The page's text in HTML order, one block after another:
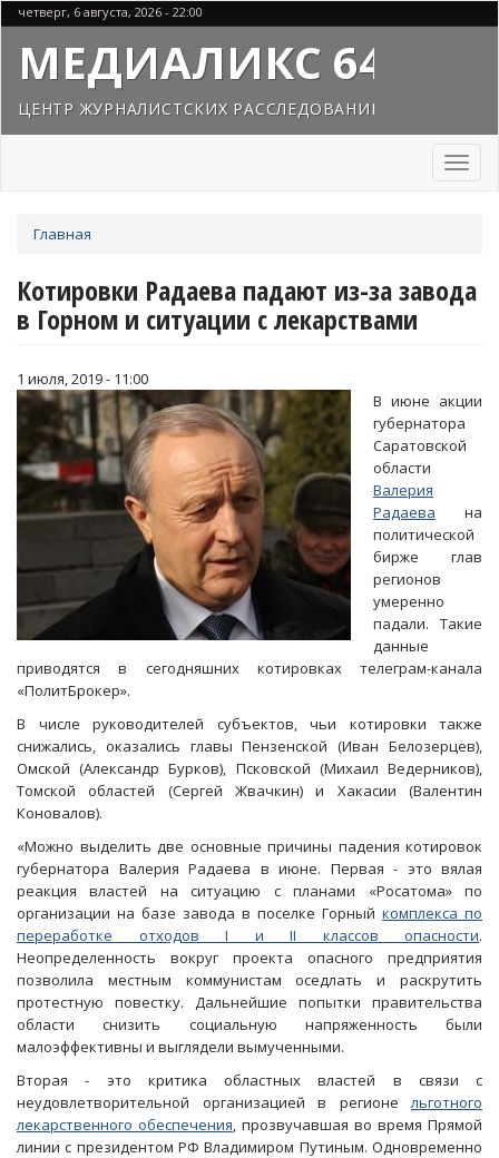
Перейти
к
основному
содержанию
четверг, 6 августа, 2026 - 22:00
МЕДИАЛИКС 64
ЦЕНТР ЖУРНАЛИСТСКИХ РАССЛЕДОВАНИЙ
Toggle
здесь
Главная
Котировки Радаева падают из-за завода
в Горном и ситуации с лекарствами
1 июля, 2019 - 11:00
В июне акции
губернатора
Саратовской
области
Валерия
Радаева на
политической
бирже глав
регионов
умеренно
падали. Такие
данные
приводятся в сегодняшних котировках телеграм-канала
«ПолитБрокер».
В числе руководителей субъектов, чьи котировки также
снижались, оказались главы Пензенской (Иван Белозерцев),
Омской (Александр Бурков), Псковской (Михаил Ведерников),
Томской областей (Сергей Жвачкин) и Хакасии (Валентин
Коновалов).
«Можно выделить две основные причины падения котировок
губернатора Валерия Радаева в июне. Первая - это вялая
реакция властей на ситуацию с планами «Росатома» по
организации на базе завода в поселке Горный комплекса по
переработке отходов I и II классов опасности.
Неопределенность вокруг проекта опасного предприятия
позволила местным коммунистам оседлать и раскрутить
протестную повестку. Дальнейшие попытки правительства
области снизить социальную напряженность были
малоэффективны и выглядели вымученными.
Вторая - это критика областных властей в связи с
неудовлетворительной организацией в регионельготного
лекарственного обеспечения, прозвучавшая во время Прямой
линии с президентом РФ Владимиром Путиным. Одновременно